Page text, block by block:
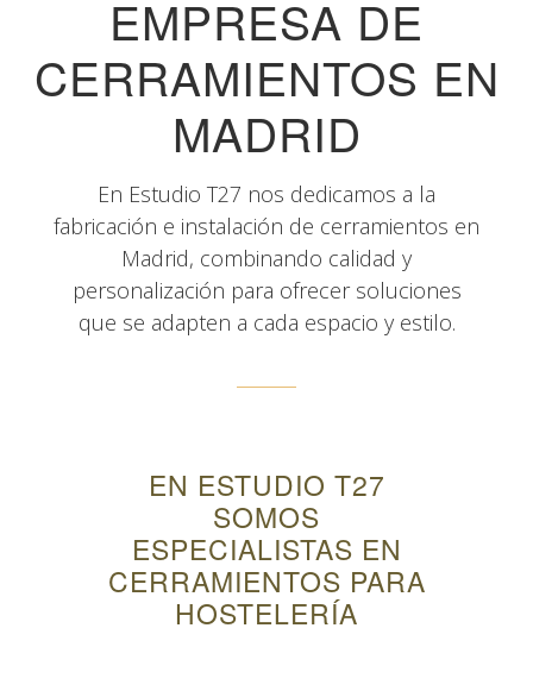
EMPRESA DE
CERRAMIENTOS EN
MADRID
En Estudio T27 nos dedicamos a la
fabricación e instalación de cerramientos en
Madrid, combinando calidad y
personalización para ofrecer soluciones
que se adapten a cada espacio y estilo.
EN ESTUDIO T27
SOMOS
ESPECIALISTAS EN
CERRAMIENTOS PARA
HOSTELERÍA